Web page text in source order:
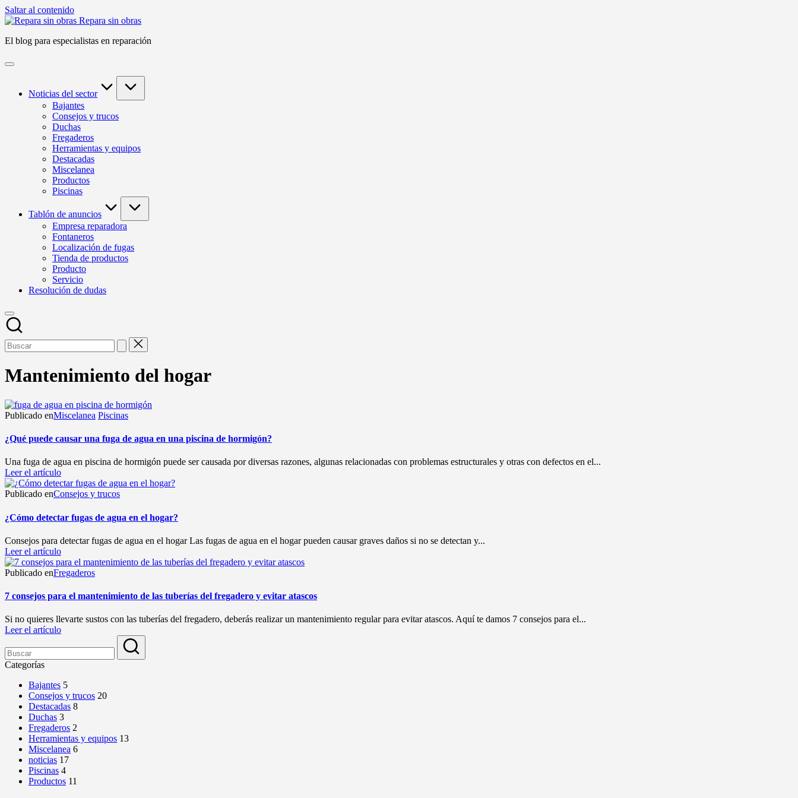
Saltar al contenido
Repara sin obras
El blog para especialistas en reparación
Noticias del sector
Bajantes
Consejos y trucos
Duchas
Fregaderos
Herramientas y equipos
Destacadas
Miscelanea
Productos
Piscinas
Tablón de anuncios
Empresa reparadora
Fontaneros
Localización de fugas
Tienda de productos
Producto
Servicio
Resolución de dudas
Mantenimiento del hogar
Publicado enMiscelanea Piscinas
¿Qué puede causar una fuga de agua en una piscina de hormigón?
Una fuga de agua en piscina de hormigón puede ser causada por diversas razones, algunas relacionadas con problemas estructurales y otras con defectos en el...
Leer el artículo
Publicado enConsejos y trucos
¿Cómo detectar fugas de agua en el hogar?
Consejos para detectar fugas de agua en el hogar Las fugas de agua en el hogar pueden causar graves daños si no se detectan y...
Leer el artículo
Publicado enFregaderos
7 consejos para el mantenimiento de las tuberías del fregadero y evitar atascos
Si no quieres llevarte sustos con las tuberías del fregadero, deberás realizar un mantenimiento regular para evitar atascos. Aquí te damos 7 consejos para el...
Leer el artículo
Categorías
Bajantes 5
Consejos y trucos 20
Destacadas 8
Duchas 3
Fregaderos 2
Herramientas y equipos 13
Miscelanea 6
noticias 17
Piscinas 4
Productos 11